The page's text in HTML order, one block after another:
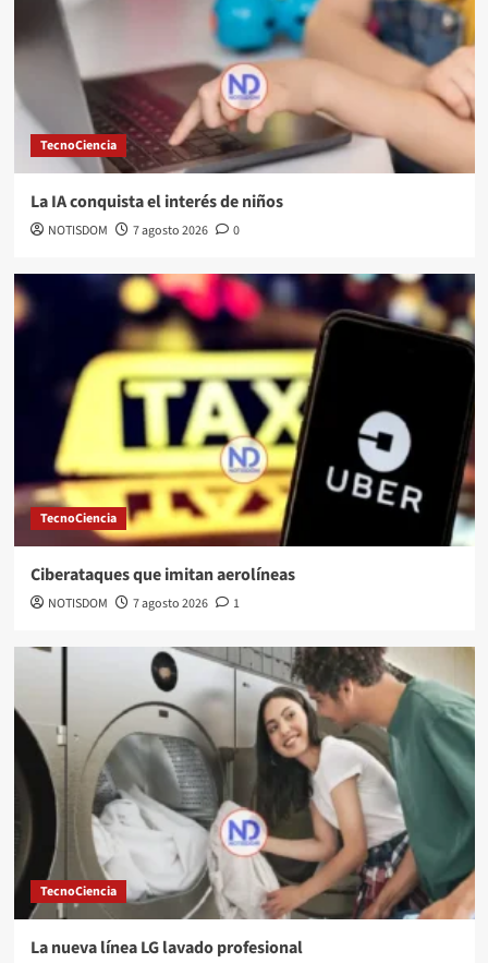
TecnoCiencia
La IA conquista el interés de niños
NOTISDOM 7 agosto 2026 0
TecnoCiencia
Ciberataques que imitan aerolíneas
NOTISDOM 7 agosto 2026 1
TecnoCiencia
La nueva línea LG lavado profesional